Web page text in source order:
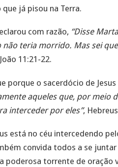
já pisou na Terra.
com razão, “Disse
teria morrido. Mas sei
11:21-22.
porque o sacerdócio de
aqueles que, por meio
interceder por eles”,
está no céu intercedendo
convida todos a se
poderosa torrente de oração